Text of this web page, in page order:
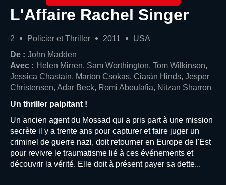
L'Affaire Rachel Singer
2 Policier et Thriller 2011
USA
De : John Madden
Avec : Helen Mirren, Sam Worthington, Tom Wilkinson,
Jessica Chastain, Marton Csokas, Ciarán Hinds, Jesper
Christensen, Adar Beck, Romi Aboulafia, Nitzan Sharron
Un thriller palpitant !
Un ancien agent du Mossad qui a pris part à une mission
secrète il y a trente ans pour capturer et faire juger un
criminel de guerre nazi, doit retourner en Europe de l'Est
pour revivre le traumatisme lié à ces événements et
découvrir la vérité. Elle doit à présent payer sa dette...